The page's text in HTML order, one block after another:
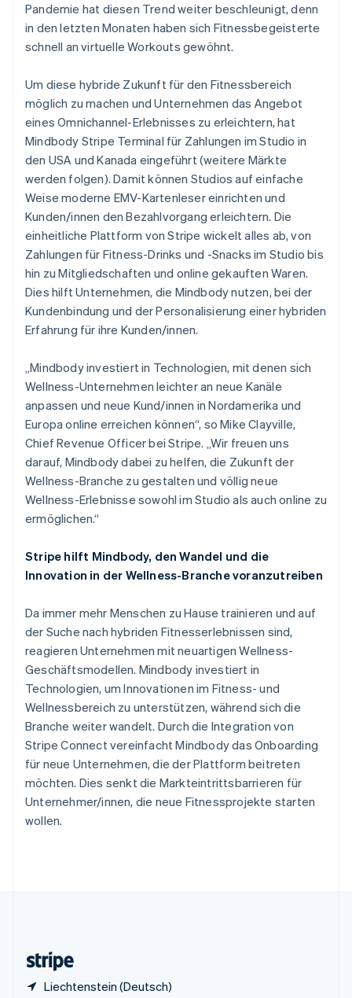
Pandemie hat diesen Trend weiter beschleunigt, denn
in den letzten Monaten haben sich Fitnessbegeisterte
schnell an virtuelle Workouts gewöhnt.
Um diese hybride Zukunft für den Fitnessbereich
möglich zu machen und Unternehmen das Angebot
eines Omnichannel-Erlebnisses zu erleichtern, hat
Mindbody Stripe Terminal für Zahlungen im Studio in
den USA und Kanada eingeführt (weitere Märkte
werden folgen). Damit können Studios auf einfache
Weise moderne EMV-Kartenleser einrichten und
Kunden/innen den Bezahlvorgang erleichtern. Die
einheitliche Plattform von Stripe wickelt alles ab, von
Zahlungen für Fitness-Drinks und -Snacks im Studio bis
hin zu Mitgliedschaften und online gekauften Waren.
Dies hilft Unternehmen, die Mindbody nutzen, bei der
Kundenbindung und der Personalisierung einer hybriden
Erfahrung für ihre Kunden/innen.
„Mindbody investiert in Technologien, mit denen sich
Wellness-Unternehmen leichter an neue Kanäle
anpassen und neue Kund/innen in Nordamerika und
Europa online erreichen können“, so Mike Clayville,
Chief Revenue Officer bei Stripe. „Wir freuen uns
darauf, Mindbody dabei zu helfen, die Zukunft der
Wellness-Branche zu gestalten und völlig neue
Wellness-Erlebnisse sowohl im Studio als auch online zu
ermöglichen.“
Stripe hilft Mindbody, den Wandel und die
Innovation in der Wellness-Branche voranzutreiben
Da immer mehr Menschen zu Hause trainieren und auf
der Suche nach hybriden Fitnesserlebnissen sind,
reagieren Unternehmen mit neuartigen Wellness-
Geschäftsmodellen. Mindbody investiert in
Technologien, um Innovationen im Fitness- und
Wellnessbereich zu unterstützen, während sich die
Branche weiter wandelt. Durch die Integration von
Stripe Connect vereinfacht Mindbody das Onboarding
für neue Unternehmen, die der Plattform beitreten
möchten. Dies senkt die Markteintrittsbarrieren für
Unternehmer/innen, die neue Fitnessprojekte starten
wollen.
Liechtenstein (Deutsch)
English Français
Kroatien
English Italiano
Lettland
Liechtenstein
DeutschEnglish
Litauen
English
Luxemburg
FrançaisDeutschEnglish
Malaysia
English 简体中文
Malta
English
Mexiko
Español English
Neuseeland
English
Niederlande
NederlandsEnglish
Norwegen
Österreich
DeutschEnglish
Polen
English
Portugal
PortuguêsEnglish
Rumänien
English
Schweden
SvenskaEnglish
Schweiz
Singapur
English简体中文
English
Slowenien
English Italiano
Sonderverwaltungsregion Hongkong,
China
English简体中文
Spanien
EspañolEnglish
Thailand
ไทย English
Tschechische Republik
English
Ungarn
English